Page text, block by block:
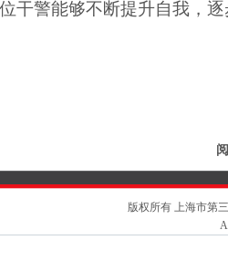
干警能够不断提升自我，逐
版权所有 上海市第